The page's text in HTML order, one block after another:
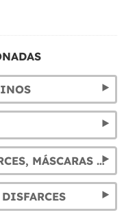
FATOS DE ARLEQUIM: DISFARCES, MÁSCARAS E ACESSÓRIOS